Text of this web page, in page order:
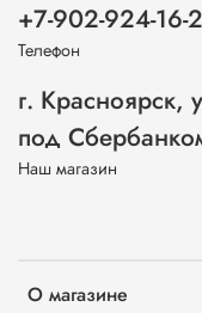
О магазине
+7-902-924-16-
Телефон
г.
под
Наш магазин